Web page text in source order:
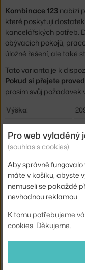
Kombinace 123 nabízí
které poskytují
kancelářských potřeb.
obývacích pokojů,
úložné řešení, ale také
Tato varianta je k
Pokud si přejete
prosím svůj požadavek
Výška:
Hloubka:
34
Šířka:
Materiál:
Komponenty sestav:
Ste zo Slovenska?
Shopping from the EU?
Pro web vyladěný
(souhlas s cookies)
Aby správně
máte v košíku, abyste
nemuseli se pokaždé
nevhodnou reklamou.
K tomu potřebujeme
cookies. Děkujeme.